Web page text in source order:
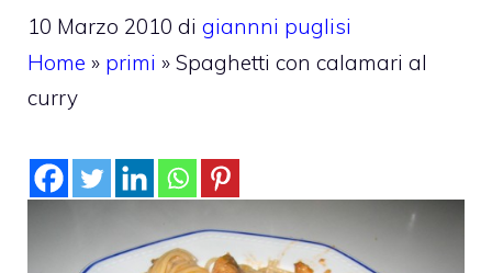
10 Marzo 2010 di giannni puglisi
Home » primi » Spaghetti con calamari al
curry